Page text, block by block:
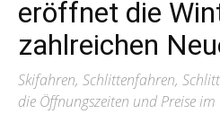
eröffnet die
zahlreichen
Skifahren, Schlittenfahren,
die Öffnungszeiten und Preise